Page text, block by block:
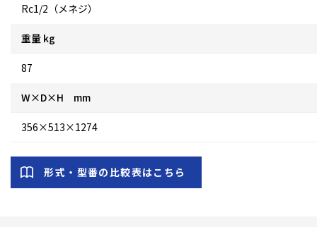
Rc1/2（メネジ）
重量 kg
87
W×D×H mm
356×513×1274
形式・型番の比較表はこちら